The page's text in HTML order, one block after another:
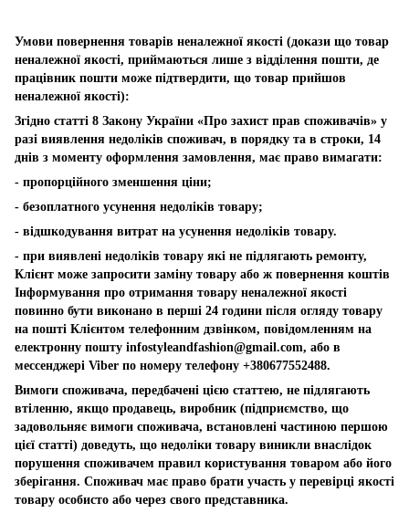
Умови повернення товарів неналежної якості (докази що товар
неналежної якості, приймаються лише з відділення пошти, де
працівник пошти може підтвердити, що товар прийшов
неналежної якості):
Згідно статті 8 Закону України «Про захист прав споживачів» у
разі виявлення недоліків споживач, в порядку та в строки, 14
днів з моменту оформлення замовлення, має право вимагати:
- пропорційного зменшення ціни;
- безоплатного усунення недоліків товару;
- відшкодування витрат на усунення недоліків товару.
- при виявлені недоліків товару які не підлягають ремонту,
Клієнт може запросити заміну товару або ж повернення коштів
Інформування про отримання товару неналежної якості
повинно бути виконано в перші 24 години після огляду товару
на пошті Клієнтом телефонним дзвінком, повідомленням на
електронну пошту infostyleandfashion@gmail.com, або в
мессенджері Viber по номеру телефону +380677552488.
Вимоги споживача, передбачені цією статтею, не підлягають
втіленню, якщо продавець, виробник (підприємство, що
задовольняє вимоги споживача, встановлені частиною першою
цієї статті) доведуть, що недоліки товару виникли внаслідок
порушення споживачем правил користування товаром або його
зберігання. Споживач має право брати участь у перевірці якості
товару особисто або через свого представника.